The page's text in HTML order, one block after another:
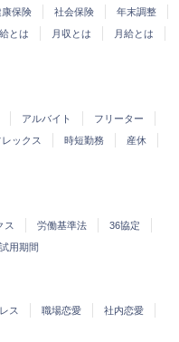
康保険 社会保険
年末調整
とは 月収とは
月給とは
アルバイト
フリーター
レックス 時短勤務
産休
ス 労働基準法
36協定
試用期間
ス 職場恋愛
社内恋愛